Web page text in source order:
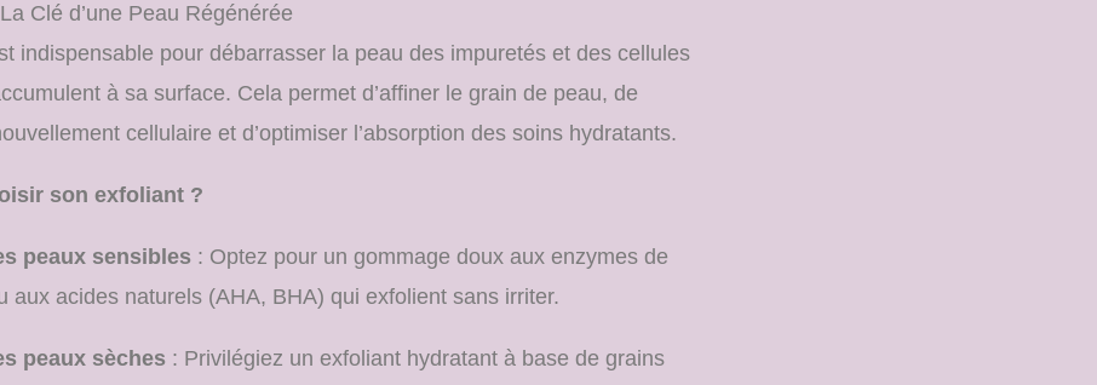
Clé d’une Peau Régénérée
indispensable pour débarrasser la peau des impuretés et des cellules
à sa surface. Cela permet d’affiner le grain de peau, de
cellulaire et d’optimiser l’absorption des soins hydratants.
son exfoliant ?
peaux sensibles : Optez pour un gommage doux aux enzymes de
aux acides naturels (AHA, BHA) qui exfolient sans irriter.
peaux sèches : Privilégiez un exfoliant hydratant à base de grains